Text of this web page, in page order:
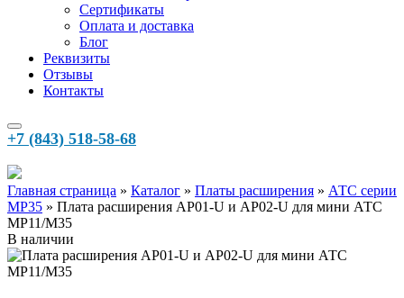
Сертификаты
Оплата и доставка
Блог
Реквизиты
Отзывы
Контакты
+7 (843) 518-58-68
Главная страница »‎ Каталог »‎ Платы расширения »‎ АТС серии
MP35 »‎ Плата расширения AP01-U и AP02-U для мини АТС
MP11/M35
В наличии